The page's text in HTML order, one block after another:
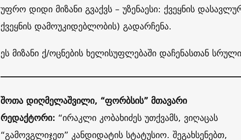
უფრო დიდი მიზანი გვაქვს – უზენაესი: ქვეყნის
ქვეყნის დამოუკიდებლობის) გადარჩენა.
ეს მიზანი ქ/ოცნების ხელისუფლებაში დაჩენასთან
შოთა დიღმელაშვილი, “ფორბსის” მთავარი
რედაქტორი: “ირაკლი კობახიძეს უთქვამს, ვიღაცას
“გამოვგლიჯეთ” კანდიდატის სტატუსიო. შეგახსენებთ,